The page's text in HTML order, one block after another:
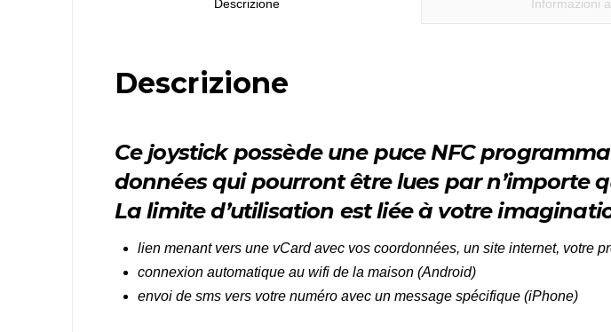
Descrizione Informazioni
Descrizione
Ce joystick possède une puce NFC
données qui pourront être lues par n’importe
La limite d’utilisation est liée à votre
lien menant vers une vCard avec vos coordonnées, un site internet, votre
connexion automatique au wifi de la maison (Android)
envoi de sms vers votre numéro avec un message spécifique (iPhone)